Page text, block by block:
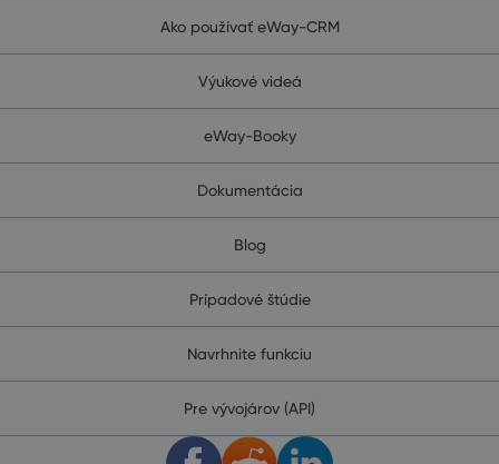
Ako používať eWay-CRM
Výukové videá
eWay-Booky
Dokumentácia
Blog
Prípadové štúdie
Navrhnite funkciu
Pre vývojárov (API)